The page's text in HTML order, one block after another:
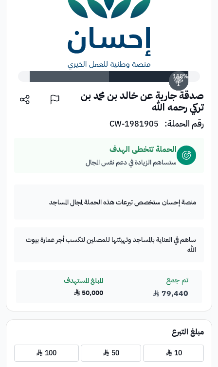
158%
صدقة جارية عن خالد بن محمد بن
تركي رحمه الله
رقم الحملة: CW-1981905
الحملة تتخطى الهدف
ستساهم الزيادة في دعم نفس المجال
منصة إحسان ستخصص تبرعات هذه الحملة لمجال المساجد
ساهم في العناية بالمساجد وتهيئتها للمصلين لتكسب أجر عمارة بيوت
الله
تم جمع
79,440﷼
المبلغ المستهدف
50,000﷼
مبلغ التبرع
10﷼ 50﷼ 100﷼